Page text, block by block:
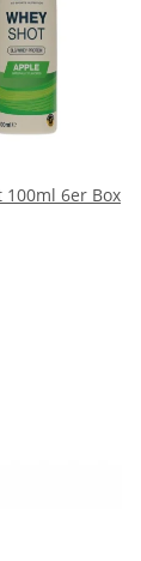
6er Box